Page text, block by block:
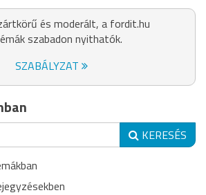
és moderált, a fordit.hu
szabadon nyithatók.
SZABÁLYZAT
KERESÉS